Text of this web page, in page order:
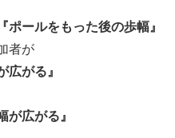
『ポールをもった後の歩幅』
者が
広がる』
が広がる』